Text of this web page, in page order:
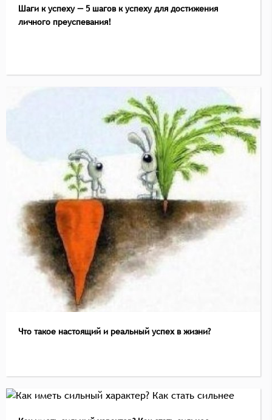
Шаги к успеху — 5 шагов к успеху для достижения
личного преуспевания!
Что такое настоящий и реальный успех в жизни?